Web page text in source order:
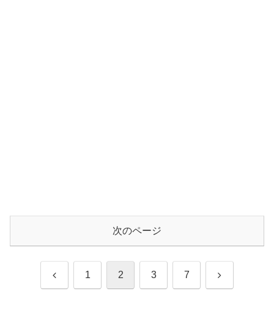
次のページ
前 1 2 3 7 次